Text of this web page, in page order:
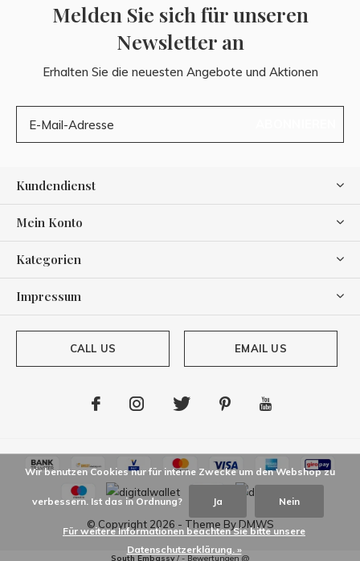
Melden Sie sich für unseren
Newsletter an
Erhalten Sie die neuesten Angebote und Aktionen
Kundendienst
Mein Konto
Kategorien
Impressum
CALL US EMAIL US
© Copyright 2026 - Theme By DMWS
South Embassy/ - Bewertungen @
Wir benutzen Cookies nur für interne Zwecke um den Webshop zu
verbessern. Ist das in Ordnung? Ja Nein
Für weitere Informationen beachten Sie bitte unsere
Datenschutzerklärung. »